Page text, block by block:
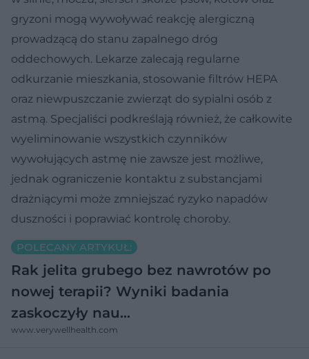
gryzoni mogą wywoływać reakcję alergiczną
prowadzącą do stanu zapalnego dróg
oddechowych. Lekarze zalecają regularne
odkurzanie mieszkania, stosowanie filtrów HEPA
oraz niewpuszczanie zwierząt do sypialni osób z
astmą. Specjaliści podkreślają również, że całkowite
wyeliminowanie wszystkich czynników
wywołujących astmę nie zawsze jest możliwe,
jednak ograniczenie kontaktu z substancjami
drażniącymi może zmniejszać ryzyko napadów
duszności i poprawiać kontrolę choroby.
POLECANY ARTYKUŁ:
Rak jelita grubego bez nawrotów po
nowej terapii? Wyniki badania
zaskoczyły nau…
www.verywellhealth.com